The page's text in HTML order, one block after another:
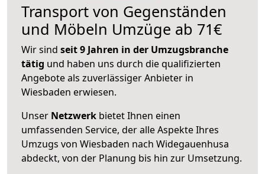
Transport von Gegenständen
und Möbeln Umzüge ab 71€
Wir sind seit 9 Jahren in der Umzugsbranche
tätig und haben uns durch die qualifizierten
Angebote als zuverlässiger Anbieter in
Wiesbaden erwiesen.
Unser Netzwerk bietet Ihnen einen
umfassenden Service, der alle Aspekte Ihres
Umzugs von Wiesbaden nach Widegauenhusa
abdeckt, von der Planung bis hin zur Umsetzung.